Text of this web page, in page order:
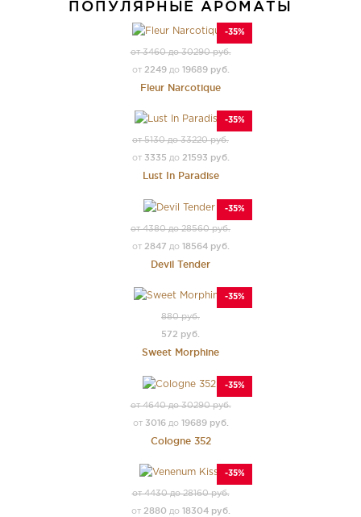
ПОПУЛЯРНЫЕ АРОМАТЫ
-35%
от 3460 до 30290 руб.
от 2249до 19689 руб.
Fleur Narcotique
-35%
от 5130 до 33220 руб.
от 3335 до 21593 руб.
Lust In Paradise
-35%
от 4380 до 28560 руб.
от 2847 до 18564 руб.
Devil Tender
-35%
880 руб.
572 руб.
Sweet Morphine
-35%
от 4640 до 30290 руб.
от 3016до 19689 руб.
Cologne 352
-35%
от 4430 до 28160 руб.
от 2880 до 18304 руб.